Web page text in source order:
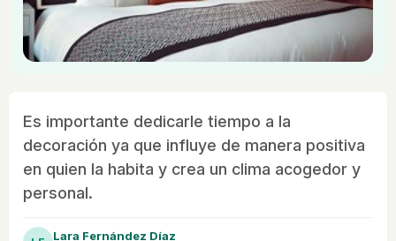
Es importante dedicarle tiempo a la
decoración ya que influye de manera positiva
en quien la habita y crea un clima acogedor y
personal.
Lara Fernández Díaz